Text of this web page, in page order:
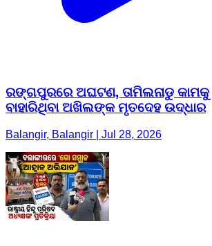
ରଙ୍ଗପୁରରେ ଅଘଟଣ, ତାମିଲନାଡୁ କାମକୁ
ବାହାରିଥିବା ଅଖିଲଙ୍କ ମୃତଦେହ ଉଦ୍ଧାର
Balangir, Balangir | Jul 28, 2026